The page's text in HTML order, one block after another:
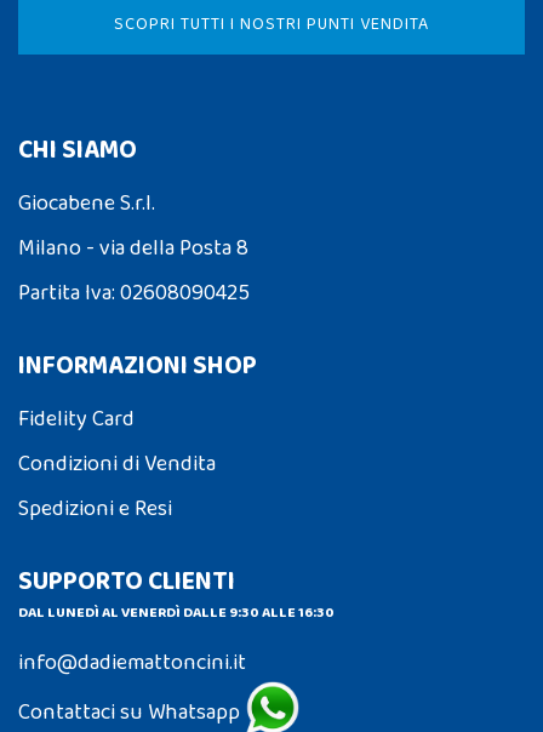
SCOPRI TUTTI I NOSTRI PUNTI VENDITA
CHI SIAMO
Giocabene S.r.l.
Milano - via della Posta 8
Partita Iva: 02608090425
INFORMAZIONI SHOP
Fidelity Card
Condizioni di Vendita
Spedizioni e Resi
SUPPORTO CLIENTI
DAL LUNEDÌ AL VENERDÌ DALLE 9:30 ALLE 16:30
info@dadiemattoncini.it
Contattaci su Whatsapp